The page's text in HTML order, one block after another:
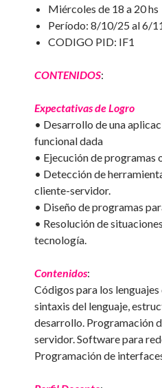
Miércoles de 18 a 20 hs
Período: 8/10/25 al 6/
CODIGO PID: IF1
CONTENIDOS:
Expectativas de Logro
• Desarrollo de una
funcional dada
• Ejecución de programas
• Detección de
cliente-servidor.
• Diseño de programas
• Resolución de
tecnología.
Contenidos:
Códigos para los
sintaxis del lenguaje,
desarrollo. Programación
servidor. Software para
Programación de